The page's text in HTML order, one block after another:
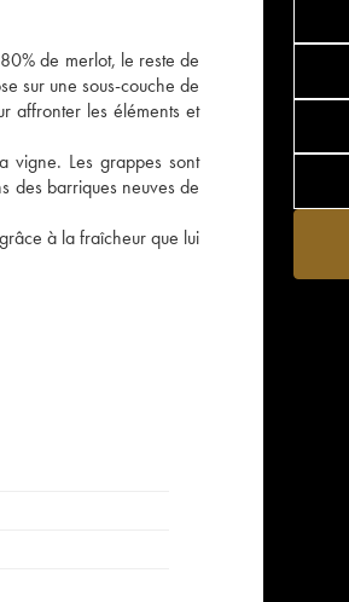
de merlot, le reste de
sur une sous-couche de
affronter les éléments et
vigne. Les grappes sont
des barriques neuves de
à la fraîcheur que lui